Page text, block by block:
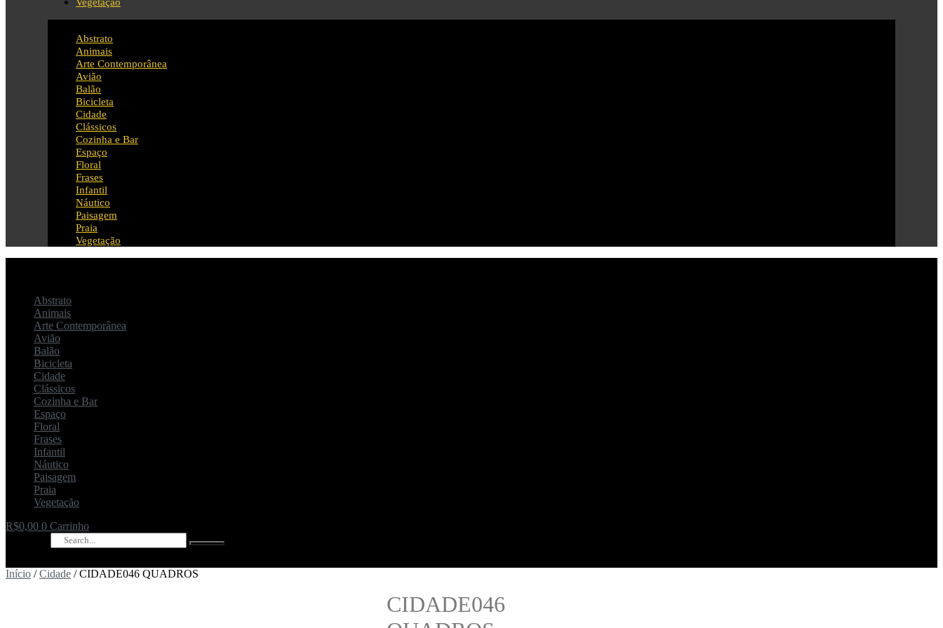
Abstrato
Animais
Arte Contemporânea
Avião
Balão
Bicicleta
Cidade
Clássicos
Cozinha e Bar
Espaço
Floral
Frases
Infantil
Náutico
Paisagem
Praia
Vegetação
Abstrato
Animais
Arte Contemporânea
Avião
Balão
Bicicleta
Cidade
Clássicos
Cozinha e Bar
Espaço
Floral
Frases
Infantil
Náutico
Paisagem
Praia
Vegetação
R$0,00 0 Carrinho
Início /Cidade / CIDADE046 QUADROS
CIDADE046